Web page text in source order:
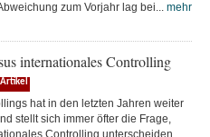
zum Vorjahr lag bei... mehr
internationales Controlling
hat in den letzten Jahren weiter
stellt sich immer öfter die Frage,
Controlling unterscheiden